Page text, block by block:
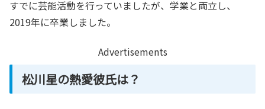
すでに芸能活動を行っていましたが、学業と両立し、
2019年に卒業しました。
Advertisements
松川星の熱愛彼氏は？